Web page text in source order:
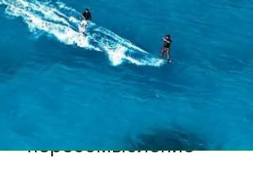
— переосмысление